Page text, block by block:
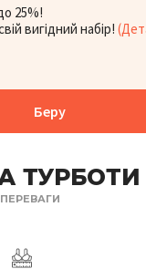
25%!
вигідний набір!
Беру
ТУРБОТИ